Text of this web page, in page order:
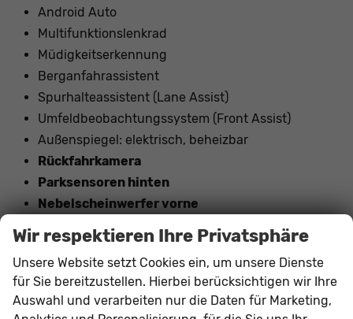
Android Auto
Multifunktionslenkrad
Müdigkeitserkennung
Berganfahrassistent
Spurhalteassistent (Lane Assist)
Umfeldbeobachtungssystem (Front Assist)
Außenspiegel: elektrisch, beheizbar
Rückfahrkamera
Parksensoren hinten
Nebelscheinwerfer vorne
Tagfahrlicht mit LED
LED-Scheinwerfer
USB-C Anschluss
Geschwindigkeitserkennung
Digital Cockpit
Wir respektieren Ihre Privatsphäre
Unsere Website setzt Cookies ein, um unsere Dienste
für Sie bereitzustellen. Hierbei berücksichtigen wir Ihre
Auswahl und verarbeiten nur die Daten für Marketing,